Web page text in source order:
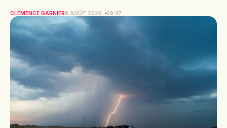
CLÉMENCE GARNIER8 AOÛT 2026 09:47